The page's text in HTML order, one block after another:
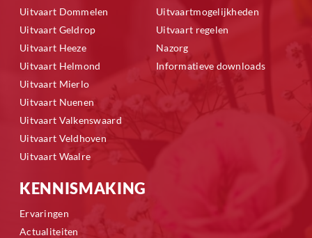
Uitvaart Dommelen
Uitvaart Geldrop
Uitvaart Heeze
Uitvaart Helmond
Uitvaart Mierlo
Uitvaart Nuenen
Uitvaart Valkenswaard
Uitvaart Veldhoven
Uitvaart Waalre
Uitvaartmogelijkheden
Uitvaart regelen
Nazorg
Informatieve downloads
KENNISMAKING
Ervaringen
Actualiteiten